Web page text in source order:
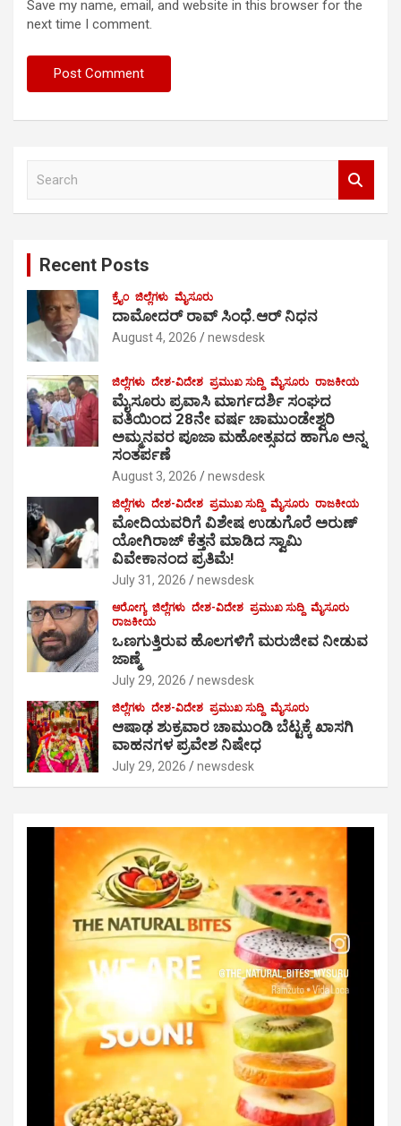
Save my name, email, and website in this browser for the
next time I comment.
Recent Posts
ಕ್ರೈಂ ಜಿಲ್ಲೆಗಳು ಮೈಸೂರು
ದಾಮೋದರ್ ರಾವ್ ಸಿಂಧೆ.ಆರ್ ನಿಧನ
August 4, 2026 newsdesk
ಜಿಲ್ಲೆಗಳು ದೇಶ-ವಿದೇಶ ಪ್ರಮುಖ ಸುದ್ದಿ ಮೈಸೂರು ರಾಜಕೀಯ
ಮೈಸೂರು ಪ್ರವಾಸಿ ಮಾರ್ಗದರ್ಶಿ ಸಂಘದ
ವತಿಯಿಂದ 28ನೇ ವರ್ಷ ಚಾಮುಂಡೇಶ್ವರಿ
ಅಮ್ಮನವರ ಪೂಜಾ ಮಹೋತ್ಸವದ ಹಾಗೂ ಅನ್ನ
ಸಂತರ್ಪಣೆ
August 3, 2026 newsdesk
ಜಿಲ್ಲೆಗಳು ದೇಶ-ವಿದೇಶ ಪ್ರಮುಖ ಸುದ್ದಿ ಮೈಸೂರು ರಾಜಕೀಯ
ಮೋದಿಯವರಿಗೆ ವಿಶೇಷ ಉಡುಗೊರೆ ಅರುಣ್
ಯೋಗಿರಾಜ್ ಕೆತ್ತನೆ ಮಾಡಿದ ಸ್ವಾಮಿ
ವಿವೇಕಾನಂದ ಪ್ರತಿಮೆ!
July 31, 2026 newsdesk
ಆರೋಗ್ಯ ಜಿಲ್ಲೆಗಳು ದೇಶ-ವಿದೇಶ ಪ್ರಮುಖ ಸುದ್ದಿ ಮೈಸೂರು
ರಾಜಕೀಯ
ಒಣಗುತ್ತಿರುವ ಹೊಲಗಳಿಗೆ ಮರುಜೀವ ನೀಡುವ
ಜಾಣ್ಮೆ
July 29, 2026 newsdesk
ಜಿಲ್ಲೆಗಳು ದೇಶ-ವಿದೇಶ ಪ್ರಮುಖ ಸುದ್ದಿ ಮೈಸೂರು
ಆಷಾಢ ಶುಕ್ರವಾರ ಚಾಮುಂಡಿ ಬೆಟ್ಟಕ್ಕೆ ಖಾಸಗಿ
ವಾಹನಗಳ ಪ್ರವೇಶ ನಿಷೇಧ
July 29, 2026 newsdesk